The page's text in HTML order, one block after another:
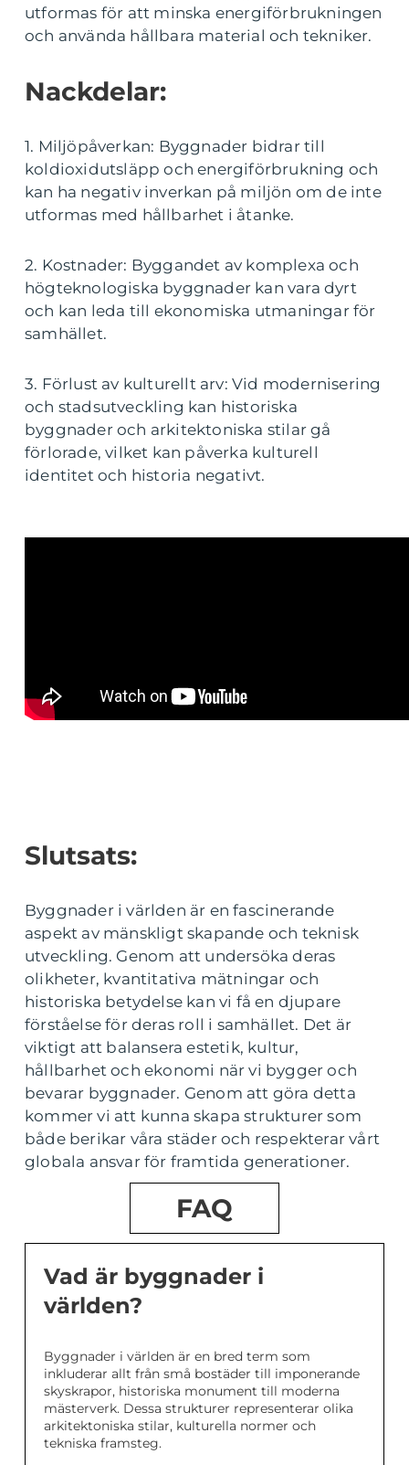
utformas för att minska energiförbrukningen
och använda hållbara material och tekniker.
Nackdelar:
1. Miljöpåverkan: Byggnader bidrar till
koldioxidutsläpp och energiförbrukning och
kan ha negativ inverkan på miljön om de inte
utformas med hållbarhet i åtanke.
2. Kostnader: Byggandet av komplexa och
högteknologiska byggnader kan vara dyrt
och kan leda till ekonomiska utmaningar för
samhället.
3. Förlust av kulturellt arv: Vid modernisering
och stadsutveckling kan historiska
byggnader och arkitektoniska stilar gå
förlorade, vilket kan påverka kulturell
identitet och historia negativt.
Slutsats:
Byggnader i världen är en fascinerande
aspekt av mänskligt skapande och teknisk
utveckling. Genom att undersöka deras
olikheter, kvantitativa mätningar och
historiska betydelse kan vi få en djupare
förståelse för deras roll i samhället. Det är
viktigt att balansera estetik, kultur,
hållbarhet och ekonomi när vi bygger och
bevarar byggnader. Genom att göra detta
kommer vi att kunna skapa strukturer som
både berikar våra städer och respekterar vårt
globala ansvar för framtida generationer.
FAQ
Vad är byggnader i
världen?
Byggnader i världen är en bred term som
inkluderar allt från små bostäder till imponerande
skyskrapor, historiska monument till moderna
mästerverk. Dessa strukturer representerar olika
arkitektoniska stilar, kulturella normer och
tekniska framsteg.